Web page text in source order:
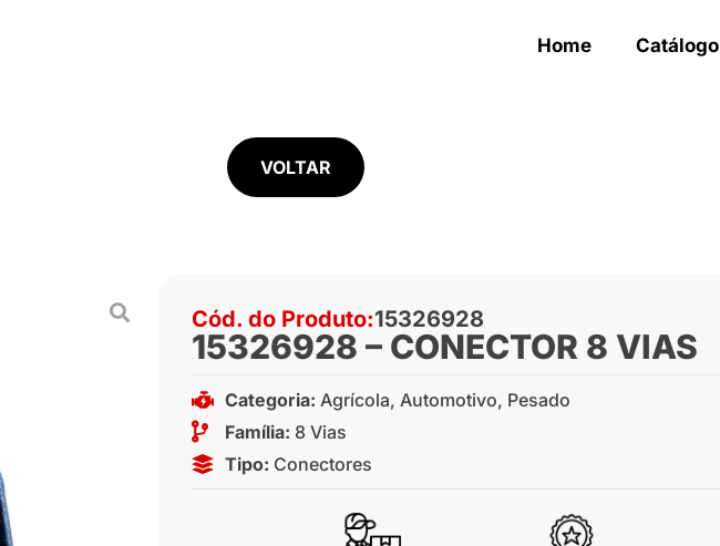
Home Catálogo
VOLTAR
Cód. do Produto:15326928
15326928 – CONECTOR 8 VIAS
Categoria: Agrícola, Automotivo, Pesado
Família: 8 Vias
Tipo: Conectores